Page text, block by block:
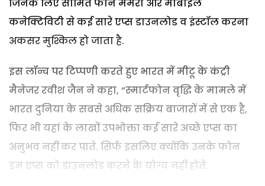
जिनके लिए सीमित फोन मेमरी और मोबाइल
कनेक्टिविटी से कई सारे एप्स डाउनलोड व इंस्टॉल करना
अकसर मुश्किल हो जाता है.
इस लॉन्च पर टिप्पणी करते हुए भारत में मीटू के कंट्री
मैनेजर रवीश जैन ने कहा, “स्मार्टफोन वृद्धि के मामले में
भारत दुनिया के सबसे अधिक सक्रिय बाजारों में से एक है,
फिर भी यहां के लाखों उपभोक्ता कई सारे अच्छे एप्स का
अनुभव नहीं कर पाते. सिर्फ इसलिए क्योंकि उनके फोन
इन एप्स को डाउनलोड करने के योग्य नहीं होते.